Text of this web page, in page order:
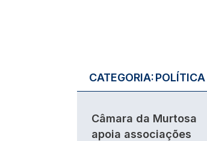
CATEGORIA:POLÍTICA
Câmara da Murtosa
apoia associações